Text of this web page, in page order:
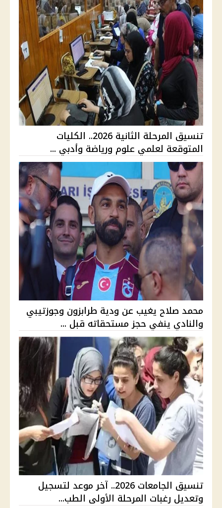
تنسيق المرحلة الثانية 2026.. الكليات
المتوقعة لعلمي علوم ورياضة وأدبي ...
محمد صلاح يغيب عن ودية طرابزون وجوزتيبي
والنادي ينفي حجز مستحقاته قبل ...
تنسيق الجامعات 2026.. آخر موعد لتسجيل
وتعديل رغبات المرحلة الأولى الطب...